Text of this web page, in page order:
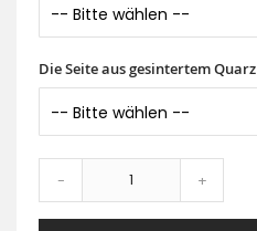
Die Seite aus gesintertem Quarz
- +